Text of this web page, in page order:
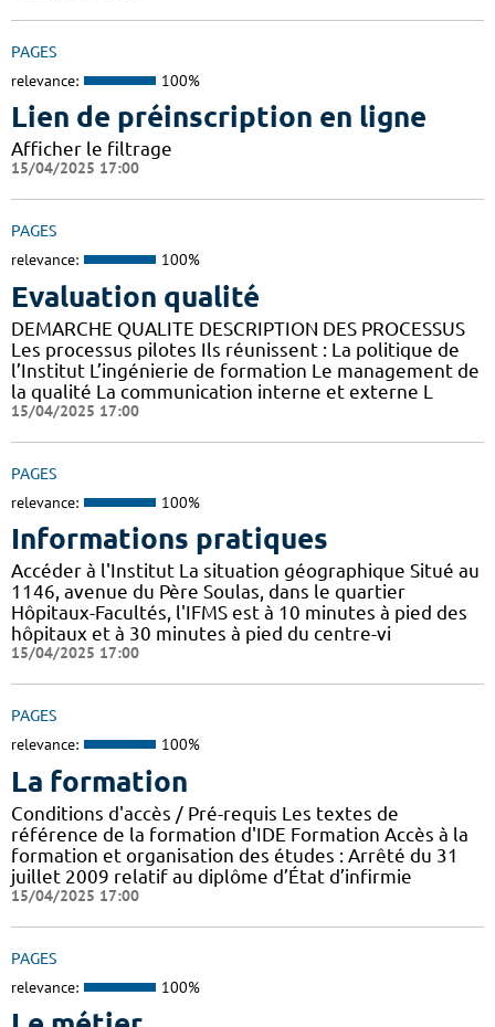
PAGES
relevance: 100%
Lien de préinscription en ligne
Afficher le filtrage
15/04/2025 17:00
PAGES
relevance: 100%
Evaluation qualité
DEMARCHE QUALITE DESCRIPTION DES PROCESSUS
Les processus pilotes Ils réunissent : La politique de
l’Institut L’ingénierie de formation Le management de
la qualité La communication interne et externe L
15/04/2025 17:00
PAGES
relevance: 100%
Informations pratiques
Accéder à l'Institut La situation géographique Situé au
1146, avenue du Père Soulas, dans le quartier
Hôpitaux-Facultés, l'IFMS est à 10 minutes à pied des
hôpitaux et à 30 minutes à pied du centre-vi
15/04/2025 17:00
PAGES
relevance: 100%
La formation
Conditions d'accès / Pré-requis Les textes de
référence de la formation d'IDE Formation Accès à la
formation et organisation des études : Arrêté du 31
juillet 2009 relatif au diplôme d’État d’infirmie
15/04/2025 17:00
PAGES
relevance: 100%